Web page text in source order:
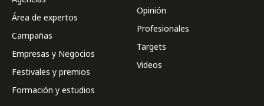
Área de expertos
Campañas
Empresas y Negocios
Festivales y premios
Formación y estudios
Opinión
Profesionales
Targets
Videos